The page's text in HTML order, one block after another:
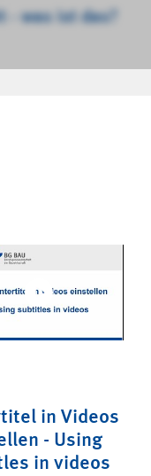
- was ist das?
in Videos
- Using
in videos